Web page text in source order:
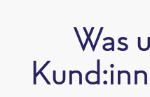
Was